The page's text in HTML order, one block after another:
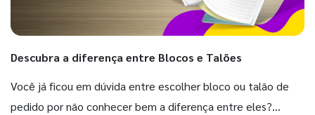
Descubra a diferença entre Blocos e Talões
Você já ficou em dúvida entre escolher bloco ou talão de
pedido por não conhecer bem a diferença entre eles?